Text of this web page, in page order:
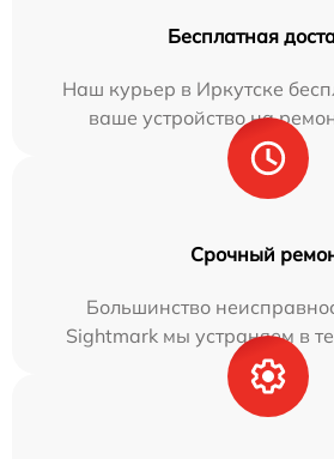
Бесплатная
Наш курьер в Иркутске
ваше устройство на
Срочный
Большинство
Sightmark мы устраняем в